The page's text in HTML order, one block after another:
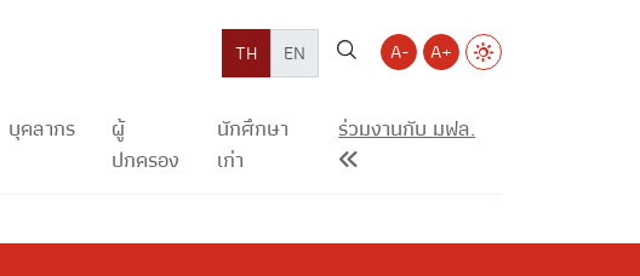
TH EN A- A+
บุคลากร
ผู้
ปกครอง
นักศึกษา
เก่า
ร่วมงานกับ มฟล.